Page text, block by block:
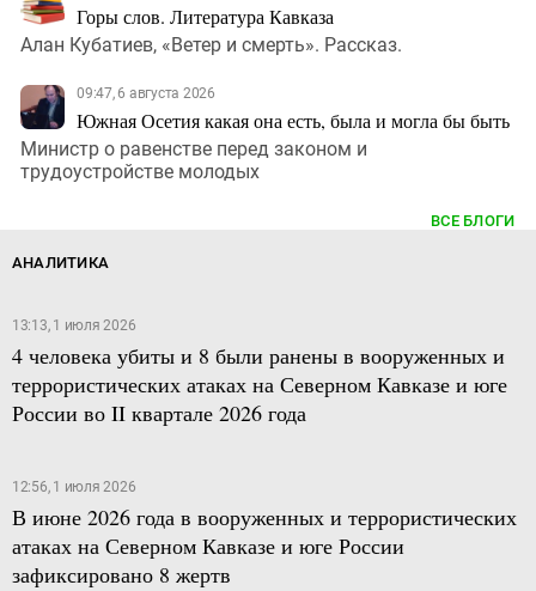
Горы слов. Литература Кавказа
Алан Кубатиев, «Ветер и смерть». Рассказ.
09:47, 6 августа 2026
Южная Осетия какая она есть, была и могла бы быть
Министр о равенстве перед законом и
трудоустройстве молодых
ВСЕ БЛОГИ
АНАЛИТИКА
13:13, 1 июля 2026
4 человека убиты и 8 были ранены в вооруженных и
террористических атаках на Северном Кавказе и юге
России во II квартале 2026 года
12:56, 1 июля 2026
В июне 2026 года в вооруженных и террористических
атаках на Северном Кавказе и юге России
зафиксировано 8 жертв